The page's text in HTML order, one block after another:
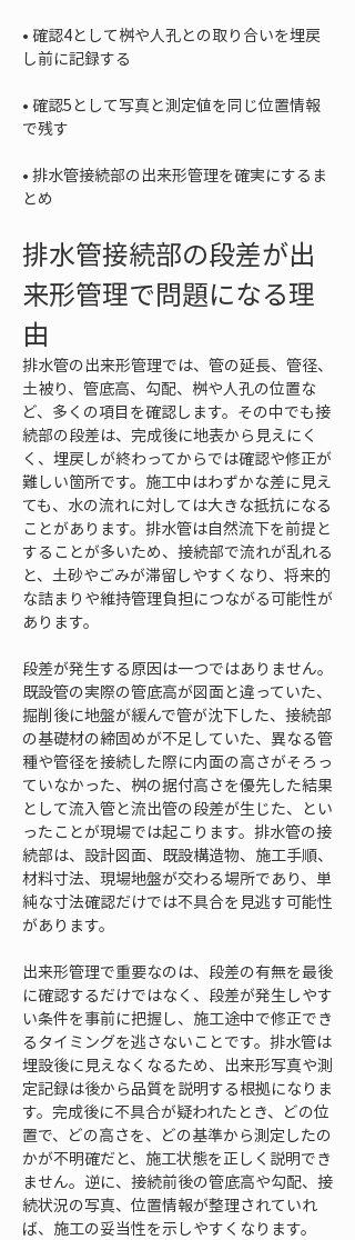
• 確認4として桝や人孔との取り合いを埋戻
• 確認5として写真と測定値を同じ位置情報
• 排水管接続部の出来形管理を確実にするま
とめ
排水管接続部の段差が出
来形管理で問題になる理
由
排水管の出来形管理では、管の延長、管径、
土被り、管底高、勾配、桝や人孔の位置な
ど、多くの項目を確認します。その中でも接
続部の段差は、完成後に地表から見えにく
く、埋戻しが終わってからでは確認や修正が
難しい箇所です。施工中はわずかな差に見え
ても、水の流れに対しては大きな抵抗になる
ことがあります。排水管は自然流下を前提と
することが多いため、接続部で流れが乱れる
と、土砂やごみが滞留しやすくなり、将来的
な詰まりや維持管理負担につながる可能性が
あります。
段差が発生する原因は一つではありません。
既設管の実際の管底高が図面と違っていた、
掘削後に地盤が緩んで管が沈下した、接続部
の基礎材の締固めが不足していた、異なる管
種や管径を接続した際に内面の高さがそろっ
ていなかった、桝の据付高さを優先した結果
として流入管と流出管の段差が生じた、とい
ったことが現場では起こります。排水管の接
続部は、設計図面、既設構造物、施工手順、
材料寸法、現場地盤が交わる場所であり、単
純な寸法確認だけでは不具合を見逃す可能性
があります。
出来形管理で重要なのは、段差の有無を最後
に確認するだけではなく、段差が発生しやす
い条件を事前に把握し、施工途中で修正でき
るタイミングを逃さないことです。排水管は
埋設後に見えなくなるため、出来形写真や測
定記録は後から品質を説明する根拠になりま
す。完成後に不具合が疑われたとき、どの位
置で、どの高さを、どの基準から測定したの
かが不明確だと、施工状態を正しく説明でき
ません。逆に、接続前後の管底高や勾配、接
続状況の写真、位置情報が整理されていれ
ば、施工の妥当性を示しやすくなります。